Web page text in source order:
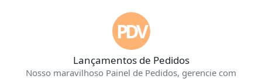
PDV
Lançamentos de Pedidos
Nosso maravilhoso Painel de Pedidos, gerencie com